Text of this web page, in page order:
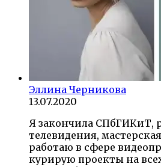
Эллина Черникова
13.07.2020
Я закончила СПбГИКиТ,
телевидения,
работаю в сфере
курирую проекты на